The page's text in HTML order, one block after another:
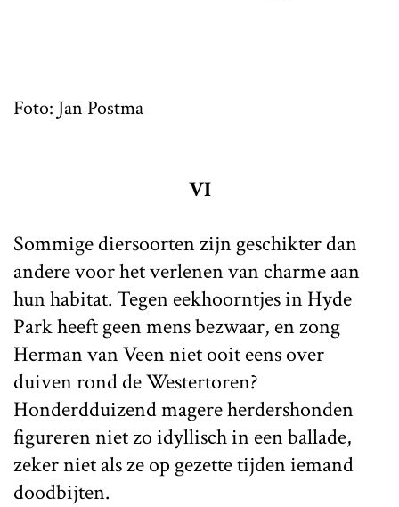
Foto: Jan Postma
VI
Sommige diersoorten zijn geschikter dan
andere voor het verlenen van charme aan
hun habitat. Tegen eekhoorntjes in Hyde
Park heeft geen mens bezwaar, en zong
Herman van Veen niet ooit eens over
duiven rond de Westertoren?
Honderdduizend magere herdershonden
figureren niet zo idyllisch in een ballade,
zeker niet als ze op gezette tijden iemand
doodbijten.